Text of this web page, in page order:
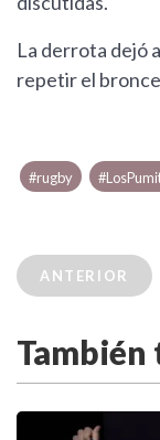
La derrota dejó
repetir el
#rugby
ANTERIOR
También